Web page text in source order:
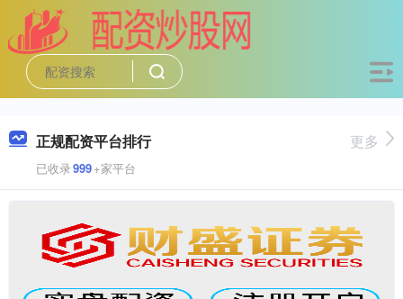
正规配资平台排行
已收录999+家平台
更多